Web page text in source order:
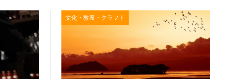
文化・教養・クラフト
文化・教養・クラフト